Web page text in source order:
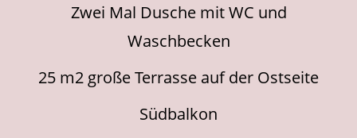
Zwei Mal Dusche mit WC und
Waschbecken
25 m2 große Terrasse auf der Ostseite
Südbalkon